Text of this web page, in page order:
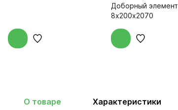
Доборный элемент
8х200х2070
О товаре Характеристики